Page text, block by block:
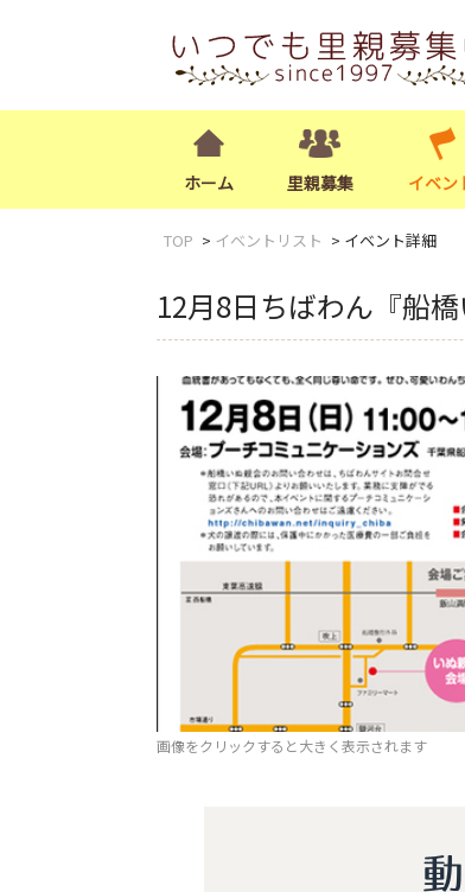
ホーム 里親募集 イベン
TOP イベントリスト イベント詳細
12月8日ちばわん『船
画像をクリックすると大きく表示されます